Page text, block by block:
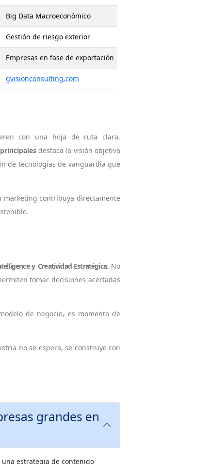
Big Data Macroeconómico
Gestión de riesgo exterior
Empresas en fase de exportación
gvisionconsulting.com
con una hoja de ruta clara,
destaca la visión objetiva
de tecnologías de vanguardia que
marketing contribuya directamente
y Creatividad Estratégica. No
tomar decisiones acertadas
de negocio, es momento de
no se espera, se construye con
estrategia de contenido